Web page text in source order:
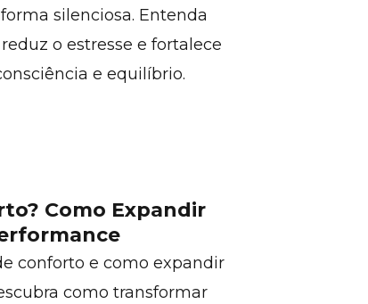
silenciosa. Entenda
o estresse e fortalece
e equilíbrio.
Como Expandir
conforto e como expandir
como transformar